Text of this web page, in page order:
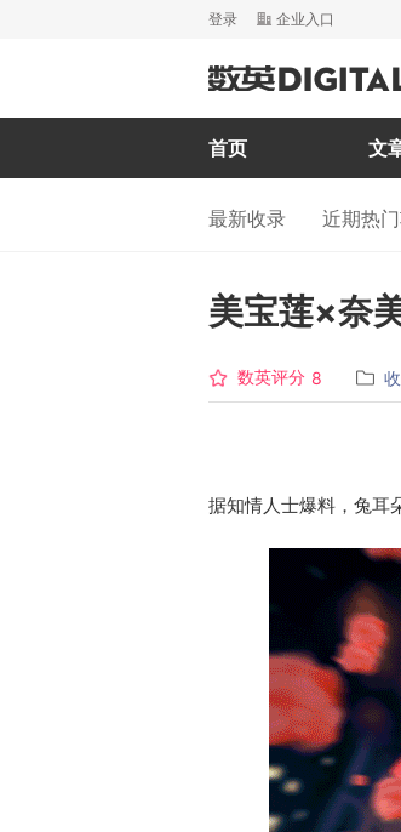
登录 企业入口
首页 文
最新收录 近期热
美宝莲×奈
数英评分 8
据知情人士爆料，兔耳